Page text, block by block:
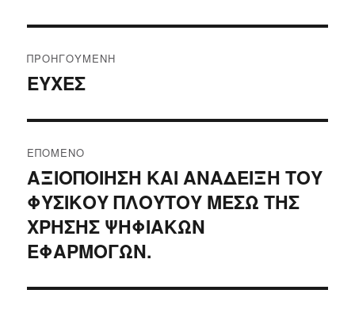
άρθρων
ΠΡΟΗΓΟΎΜΕΝΗ
Προηγούμενο
ΕΥΧΕΣ
ΕΠΌΜΕΝΟ
Επόμενο
άρθρο:
ΑΞΙΟΠΟΙΗΣΗ ΚΑΙ ΑΝΑΔΕΙΞΗ ΤΟΥ
ΦΥΣΙΚΟΥ ΠΛΟΥΤΟΥ ΜΕΣΩ ΤΗΣ
ΧΡΗΣΗΣ ΨΗΦΙΑΚΩΝ
ΕΦΑΡΜΟΓΩΝ.